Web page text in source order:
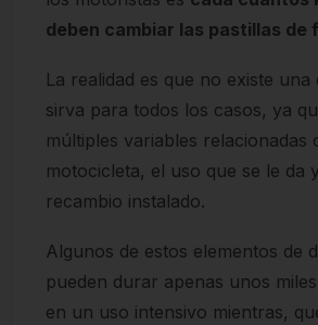
deben cambiar las pastillas de
La realidad es que no existe una
sirva para todos los casos, ya
múltiples variables relacionadas
motocicleta, el uso que se le da
recambio instalado.
Algunos de estos elementos de
pueden durar apenas unos
en un uso intensivo mientras,